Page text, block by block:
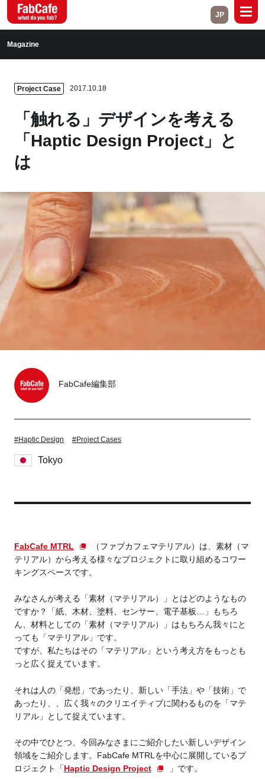
Open Labs Project Cases
Contact
Close
Tokyo Fuji
Kyoto
Fukushima
Toulouse Strasbourg
Business service
JP
Magazine
Project Case 2017.10.18
「触れる」デザインを考える
「Haptic Design Project」と
は
FabCafe編集部
#Haptic Design #Project Cases
Tokyo
FabCafe MTRL
（ファブカフェマテリアル）は、素材（マ
テリアル）から考える様々なプロジェクトに取り組めるコワー
キングスペースです。
みなさんが考える「素材（マテリアル）」とはどのようなもの
ですか？「紙、木材、塗料、センサー、電子基板…」もちろ
ん、材料としての「素材（マテリアル）」はもちろん我々にと
っても「マテリアル」です。
ですが、私たちはその「マテリアル」という考え方をもっとも
っと広く捉えています。
それは人の「発想」であったり、新しい「手法」や「技術」で
あったり、、広く我々のクリエイティブに関わるものを「マテ
リアル」として捉えています。
その中でひとつ、今回みなさまにご紹介したい新しいデザイン
領域をご紹介します。FabCafe MTRLを中心に展開しているプ
ロジェクト「Haptic Design Project 」です。